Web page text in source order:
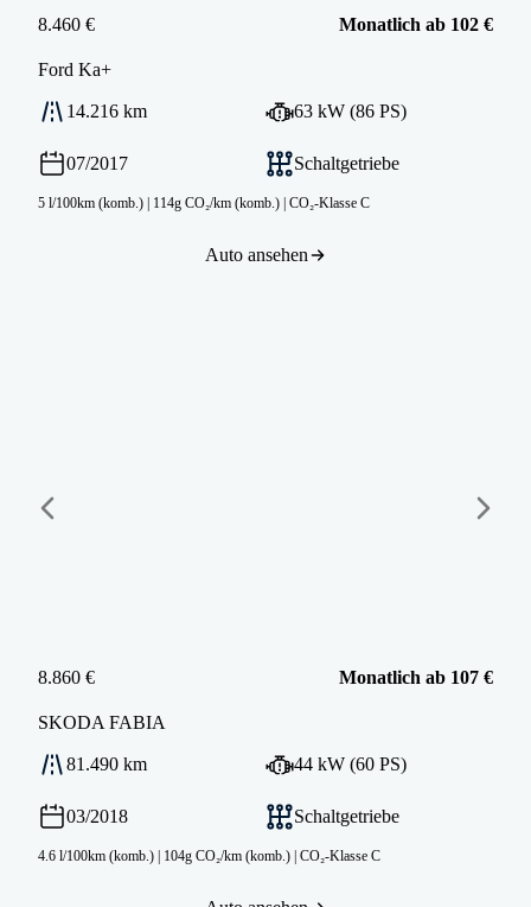
8.460 € Monatlich ab 102 €
Ford Ka+
14.216 km 63 kW (86 PS)
07/2017 Schaltgetriebe
5 l/100km (komb.) | 114g CO₂/km (komb.) | CO₂-Klasse C
Auto ansehen
8.860 € Monatlich ab 107 €
SKODA FABIA
81.490 km 44 kW (60 PS)
03/2018 Schaltgetriebe
4.6 l/100km (komb.) | 104g CO₂/km (komb.) | CO₂-Klasse C